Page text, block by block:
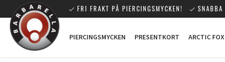
FRI FRAKT PÅ PIERCINGSMYCKEN! SNABBA
PIERCINGSMYCKEN PRESENTKORT ARCTIC